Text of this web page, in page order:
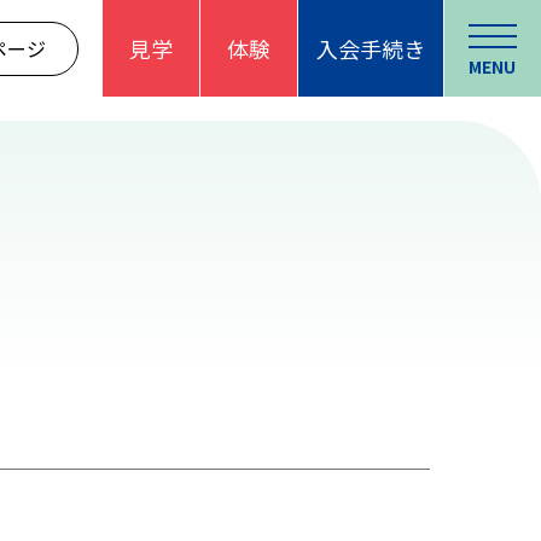
ージ 見学 体験 入会手続き
MENU